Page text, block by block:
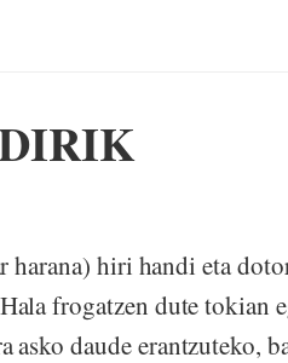
hiri handi eta
frogatzen dute tokian
daude erantzuteko,